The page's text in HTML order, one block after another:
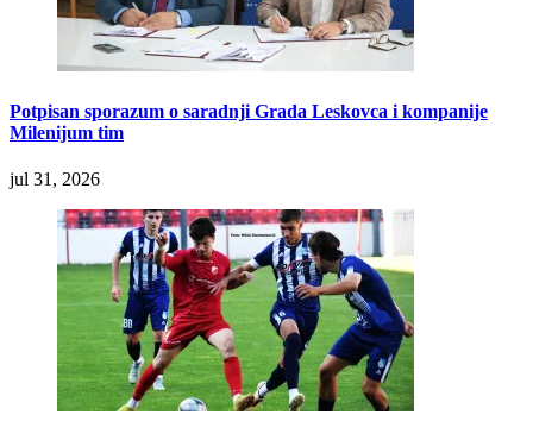
Potpisan sporazum o saradnji Grada Leskovca i kompanije
Milenijum tim
jul 31, 2026